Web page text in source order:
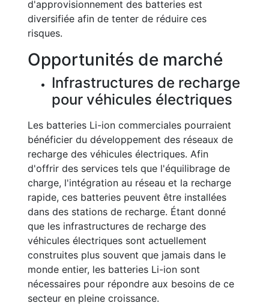
d'approvisionnement des batteries est
diversifiée afin de tenter de réduire ces
risques.
Opportunités de marché
Infrastructures de recharge
pour véhicules électriques
Les batteries Li-ion commerciales pourraient
bénéficier du développement des réseaux de
recharge des véhicules électriques. Afin
d'offrir des services tels que l'équilibrage de
charge, l'intégration au réseau et la recharge
rapide, ces batteries peuvent être installées
dans des stations de recharge. Étant donné
que les infrastructures de recharge des
véhicules électriques sont actuellement
construites plus souvent que jamais dans le
monde entier, les batteries Li-ion sont
nécessaires pour répondre aux besoins de ce
secteur en pleine croissance.